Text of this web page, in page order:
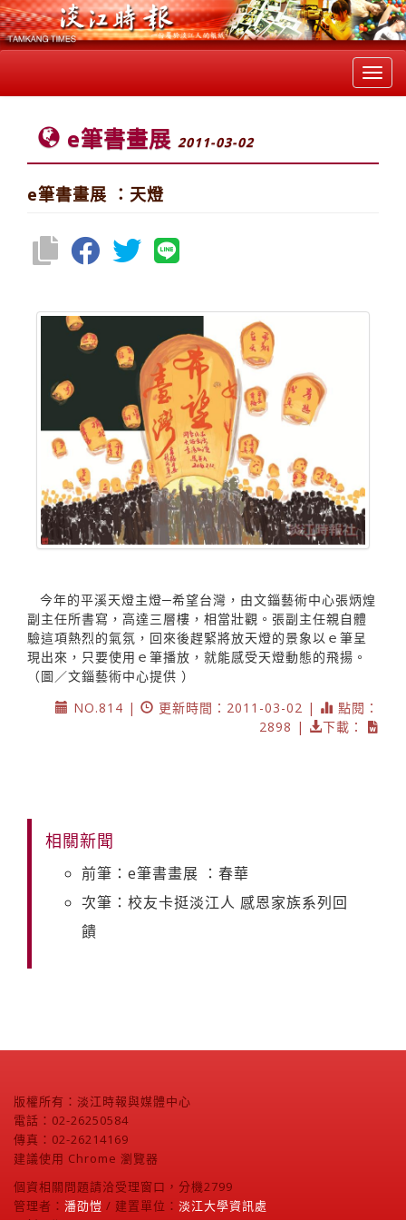
e筆書畫展 2011-03-02
e筆書畫展 ：天燈
今年的平溪天燈主燈─希望台灣，由文錙藝術中心張炳煌
副主任所書寫，高達三層樓，相當壯觀。張副主任親自體
驗這項熱烈的氣氛，回來後趕緊將放天燈的景象以ｅ筆呈
現出來，只要使用ｅ筆播放，就能感受天燈動態的飛揚。
（圖／文錙藝術中心提供 ）
NO.814 |
更新時間：2011-03-02 |
點閱：
2898 |
下載：
相關新聞
前筆：e筆書畫展 ：春華
次筆：校友卡挺淡江人 感恩家族系列回
饋
版權所有：淡江時報與媒體中心
電話：02-26250584
傳真：02-26214169
建議使用 Chrome 瀏覽器
個資相關問題請洽受理窗口，分機2799
管理者： 潘劭愷 / 建置單位： 淡江大學資訊處